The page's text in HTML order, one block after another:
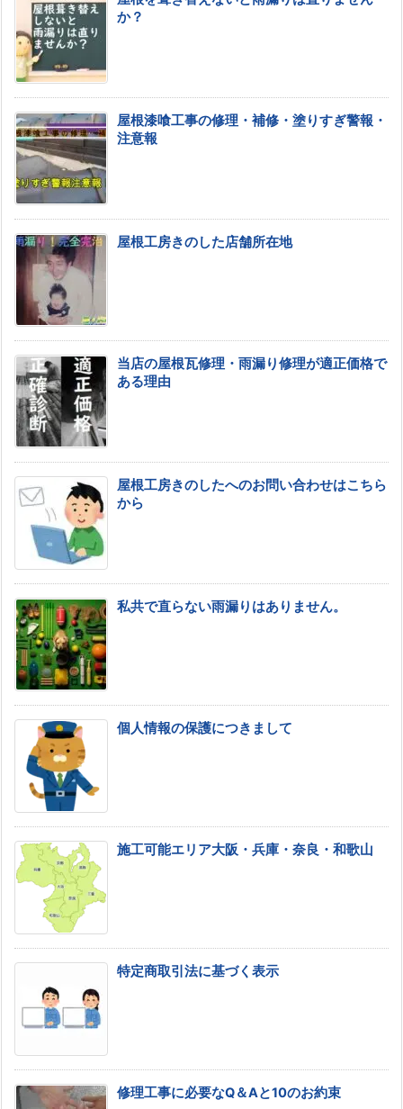
か？
屋根漆喰工事の修理・補修・塗りすぎ警報・
注意報
屋根工房きのした店舗所在地
当店の屋根瓦修理・雨漏り修理が適正価格で
ある理由
屋根工房きのしたへのお問い合わせはこちら
から
私共で直らない雨漏りはありません。
個人情報の保護につきまして
施工可能エリア大阪・兵庫・奈良・和歌山
特定商取引法に基づく表示
修理工事に必要なQ＆Aと10のお約束